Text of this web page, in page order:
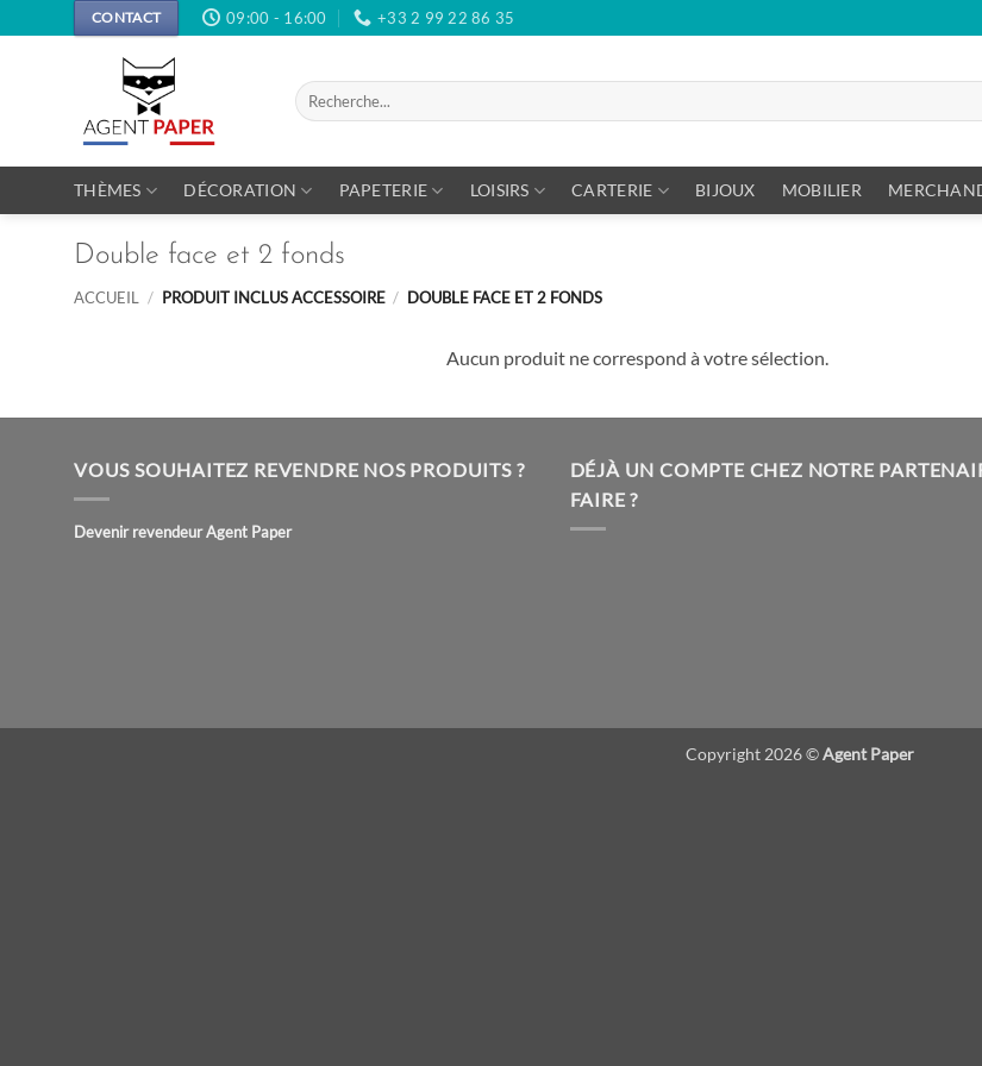
au
CONTACT 09:00 - 16:00 +33 2 99 22 86 35
Recherche
pour :
THÈMES DÉCORATION PAPETERIE LOISIRS CARTERIE BIJOUX MOBILIER
Double face et 2 fonds
ACCUEIL / PRODUIT INCLUS ACCESSOIRE / DOUBLE FACE ET 2 FONDS
Aucun produit ne correspond à votre sélection.
VOUS SOUHAITEZ REVENDRE NOS PRODUITS ?
Devenir revendeur Agent Paper
DÉJÀ UN COMPTE CHEZ NOTRE
FAIRE ?
Copyright 2026 ©Agent Paper